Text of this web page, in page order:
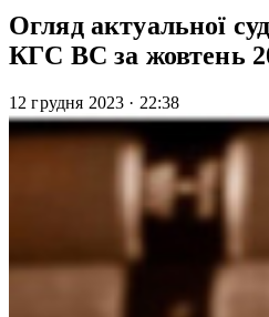
Огляд актуальної
КГС ВС за жовтень
12 грудня 2023 · 22:38